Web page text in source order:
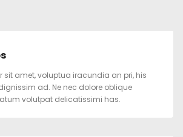
sit amet, voluptua iracundia an pri, his
ad. Ne nec dolore oblique
volutpat delicatissimi has.